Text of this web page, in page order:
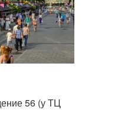
56 (у ТЦ